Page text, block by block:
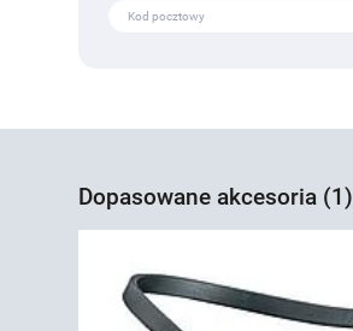
Dopasowane akcesoria (1)